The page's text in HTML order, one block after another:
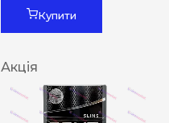
Купити
Акція